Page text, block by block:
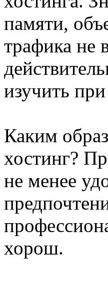
памяти,
трафика не
изучить
Каким
хостинг?
не менее
хорош.